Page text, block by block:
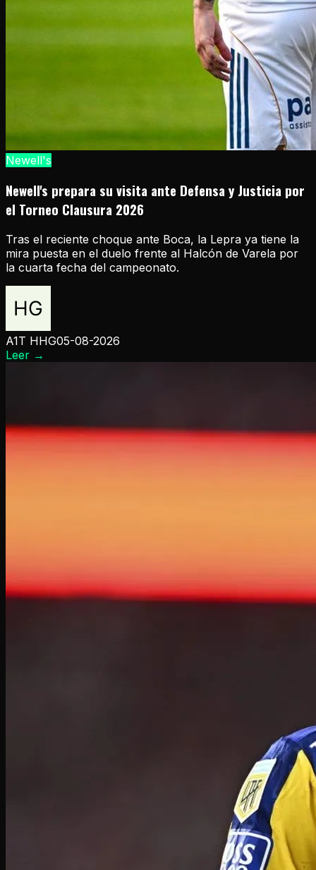
Newell's
Newell's prepara su visita ante Defensa y Justicia por
el Torneo Clausura 2026
Tras el reciente choque ante Boca, la Lepra ya tiene la
mira puesta en el duelo frente al Halcón de Varela por
la cuarta fecha del campeonato.
A1T HHG05-08-2026
Leer →